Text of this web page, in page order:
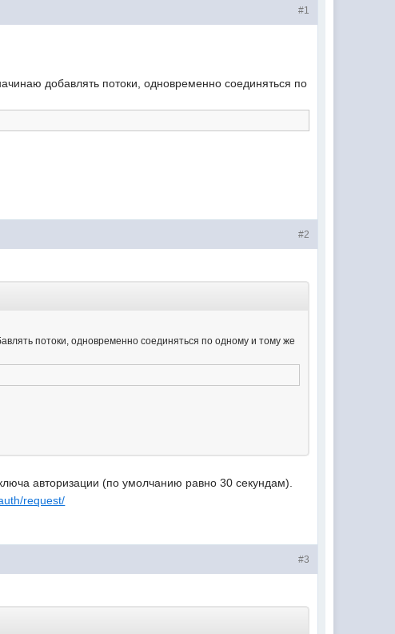
#1
добавлять потоки, одновременно соединяться по
#2
потоки, одновременно соединяться по одному и тому же
авторизации (по умолчанию равно 30 секундам).
request/
#3